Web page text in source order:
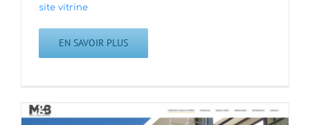
site vitrine
EN SAVOIR PLUS